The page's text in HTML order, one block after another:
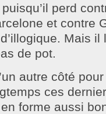
perd
et contre
Mais il
de pot.
autre côté
ces
forme aussi